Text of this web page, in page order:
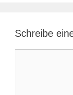
Schreibe